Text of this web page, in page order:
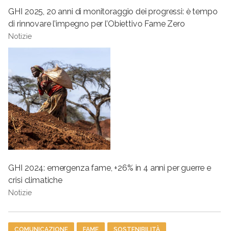
GHI 2025, 20 anni di monitoraggio dei progressi: è tempo
di rinnovare l’impegno per l’Obiettivo Fame Zero
Notizie
GHI 2024: emergenza fame, +26% in 4 anni per guerre e
crisi climatiche
Notizie
Tag